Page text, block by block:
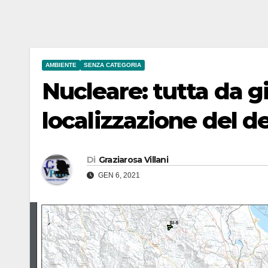
AMBIENTE SENZA CATEGORIA
Nucleare: tutta da
localizzazione del
Di Graziarosa Villani
GEN 6, 2021